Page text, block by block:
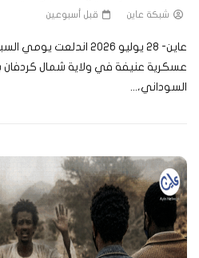
شبكة عاين قبل أسبوعين
عاين- 28 يوليو 2026
عسكرية عنيفة في ولاية شمال كردفان
السوداني،...